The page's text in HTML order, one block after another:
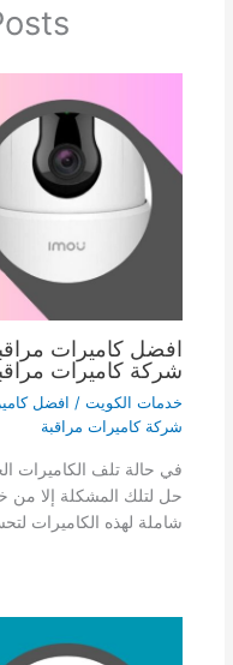
شركة كاميرات
خدمات الكويت/
شركة كاميرات مراقبة
في حالة تلف الكاميرات
حل لتلك المشكلة إلا من
شاملة لهذه الكاميرات